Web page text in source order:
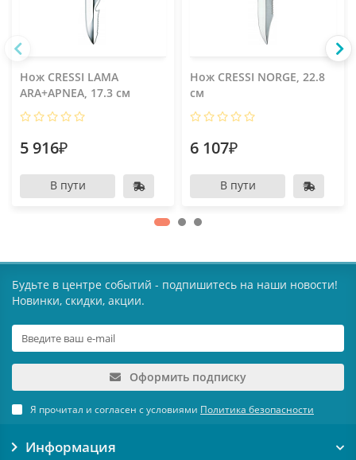
Нож CRESSI LAMA
ARA+APNEA, 17.3 см
5 916₽
В пути
Нож CRESSI NORGE, 22.8
см
6 107₽
В пути
Будьте в центре событий - подпишитесь на наши новости!
Новинки, скидки, акции.
Оформить подписку
Я прочитал и согласен с условиями Политика безопасности
Информация